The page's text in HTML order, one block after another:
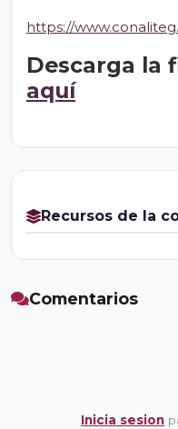
https://
Descarga la
aquí
Recursos de la
Comentarios
Inicia sesion